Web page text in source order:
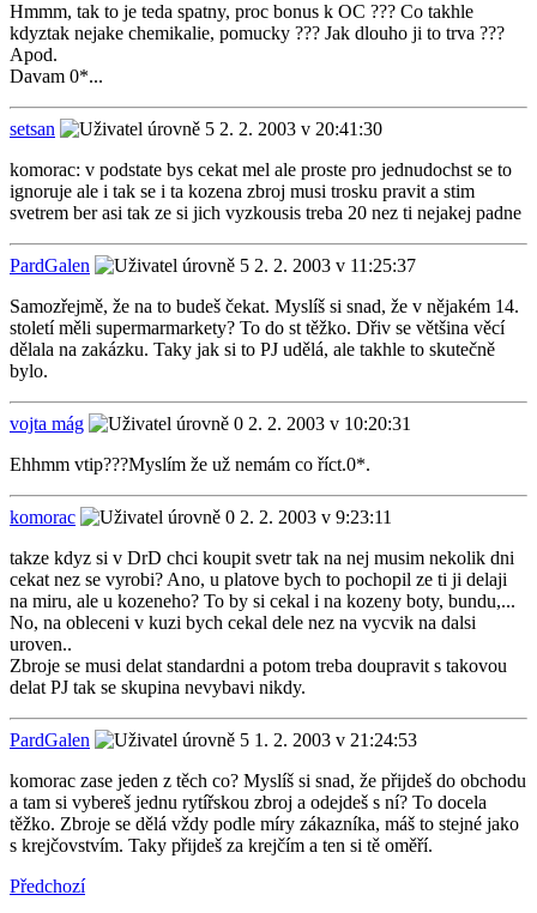
Hmmm, tak to je teda spatny, proc bonus k OC ??? Co takhle
kdyztak nejake chemikalie, pomucky ??? Jak dlouho ji to trva ???
Apod.
Davam 0*...
setsan
2. 2. 2003 v 20:41:30
komorac: v podstate bys cekat mel ale proste pro jednudochst se to
ignoruje ale i tak se i ta kozena zbroj musi trosku pravit a stim
svetrem ber asi tak ze si jich vyzkousis treba 20 nez ti nejakej padne
PardGalen
2. 2. 2003 v 11:25:37
Samozřejmě, že na to budeš čekat. Myslíš si snad, že v nějakém 14.
století měli supermarmarkety? To do st těžko. Dřiv se většina věcí
dělala na zakázku. Taky jak si to PJ udělá, ale takhle to skutečně
bylo.
vojta mág
2. 2. 2003 v 10:20:31
Ehhmm vtip???Myslím že už nemám co říct.0*.
komorac
2. 2. 2003 v 9:23:11
takze kdyz si v DrD chci koupit svetr tak na nej musim nekolik dni
cekat nez se vyrobi? Ano, u platove bych to pochopil ze ti ji delaji
na miru, ale u kozeneho? To by si cekal i na kozeny boty, bundu,...
No, na obleceni v kuzi bych cekal dele nez na vycvik na dalsi
uroven..
Zbroje se musi delat standardni a potom treba doupravit s takovou
delat PJ tak se skupina nevybavi nikdy.
PardGalen
1. 2. 2003 v 21:24:53
komorac zase jeden z těch co? Myslíš si snad, že přijdeš do obchodu
a tam si vybereš jednu rytířskou zbroj a odejdeš s ní? To docela
těžko. Zbroje se dělá vždy podle míry zákazníka, máš to stejné jako
s krejčovstvím. Taky přijdeš za krejčím a ten si tě oměří.
Předchozí